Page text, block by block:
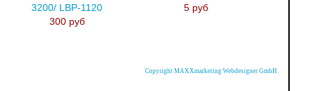
3200/ LBP-1120
300 руб
5 руб
Copyright MAXXmarketing Webdesigner GmbH